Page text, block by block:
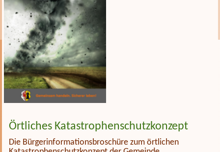
Örtliches Katastrophenschutzkonzept
Die Bürgerinformationsbroschüre zum örtlichen